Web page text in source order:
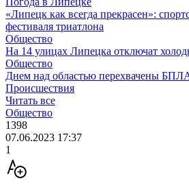
«Липецк как всегда прекрасен»:
фестиваля триатлона
Общество
На 14 улицах Липецка отключат
Общество
Днем над областью перехвачены
Происшествия
Читать все
Общество
1398
07.06.2023 17:37
1